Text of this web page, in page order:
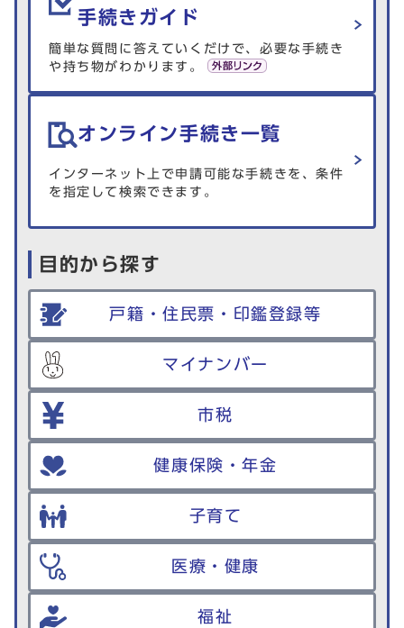
手続きガイド
簡単な質問に答えていくだけで、必要な手続き
や持ち物がわかります。
オンライン手続き一覧
インターネット上で申請可能な手続きを、条件
を指定して検索できます。
目的から探す
戸籍・住民票・印鑑登録等
マイナンバー
市税
健康保険・年金
子育て
医療・健康
福祉